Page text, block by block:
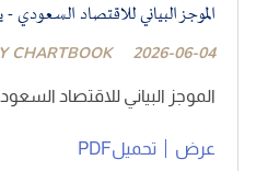
الموجز البياني للاقتصاد السعودي -
2026-06-04
CHARTBOOK
الموجز البياني للاقتصاد السعودي -
عرض تحميلPDF